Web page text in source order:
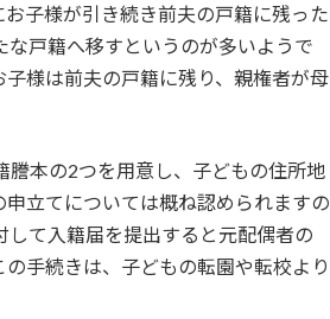
子様が引き続き前夫の戸籍に残った
戸籍へ移すというのが多いようで
様は前夫の戸籍に残り、親権者が母
本の2つを用意し、子どもの住所地
立てについては概ね認められますの
て入籍届を提出すると元配偶者の
手続きは、子どもの転園や転校より